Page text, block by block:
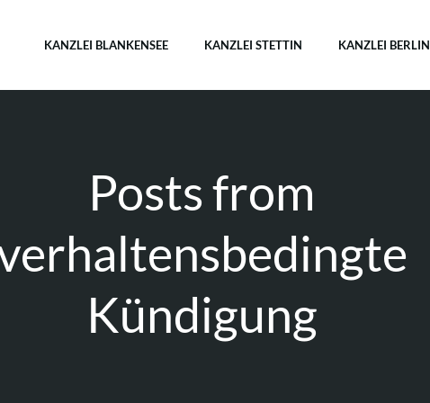
KANZLEI BLANKENSEE KANZLEI STETTIN KANZLEI BERLIN
Posts from
Kündigung